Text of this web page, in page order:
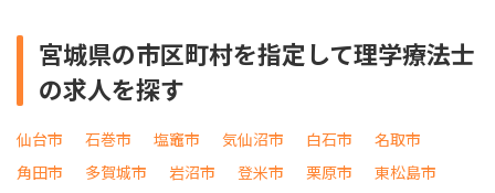
宮城県の市区町村を指定して理学療法士
の求人を探す
仙台市 石巻市 塩竈市 気仙沼市 白石市
名取市
角田市
多賀城市 岩沼市 登米市 栗原市
東松島市